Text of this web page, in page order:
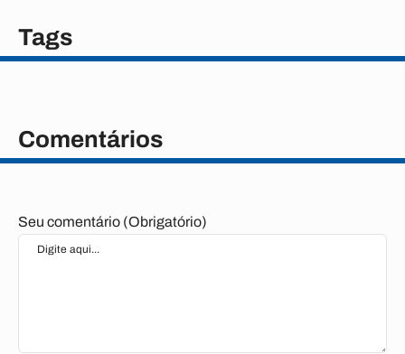
Tags
Comentários
Seu comentário (Obrigatório)